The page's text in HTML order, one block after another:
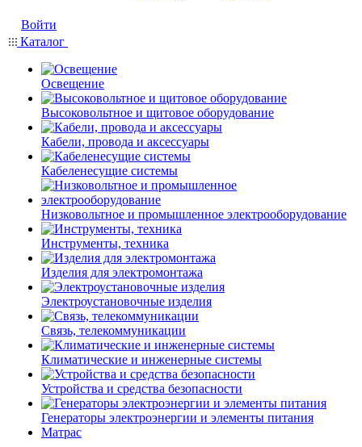
Войти
Каталог
Освещение
Высоковольтное и щитовое оборудование
Кабели, провода и аксессуары
Кабеленесущие системы
Низковольтное и промышленное электрооборудование
Инструменты, техника
Изделия для электромонтажа
Электроустановочные изделия
Связь, телекоммуникации
Климатические и инженерные системы
Устройства и средства безопасности
Генераторы электроэнергии и элементы питания
Матрас